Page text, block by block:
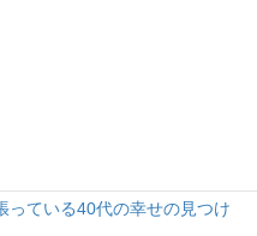
っている40代の幸せの見つけ